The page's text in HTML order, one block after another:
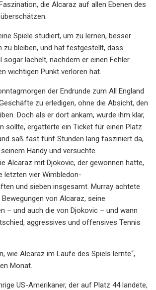
die Alcaraz auf allen Ebenen des
Spiele studiert, um zu lernen, besser
zu bleiben, und hat festgestellt, dass
sogar lächelt, nachdem er einen Fehler
wichtigen Punkt verloren hat.
der Endrunde zum All England
zu erledigen, ohne die Absicht, den
Doch als er dort ankam, wurde ihm klar,
sollte, ergatterte ein Ticket für einen Platz
saß fast fünf Stunden lang fasziniert da,
Handy und versuchte
Alcaraz mit Djokovic, der gewonnen hatte,
letzten vier Wimbledon-
und sieben insgesamt. Murray achtete
von Alcaraz, seine
– und auch die von Djokovic – und wann
aggressives und offensives Tennis
wie Alcaraz im Laufe des Spiels lernte“,
Monat.
US-Amerikaner, der auf Platz 44 landete,